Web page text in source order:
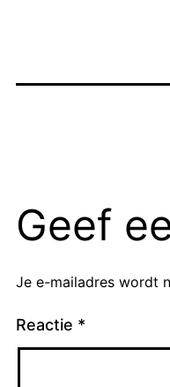
Geef
Je e-mailadres wordt
Reactie *